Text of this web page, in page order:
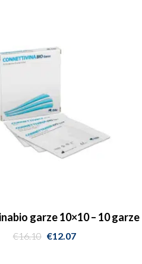
garze 10×10 – 10 garze
€16.10 €12.07